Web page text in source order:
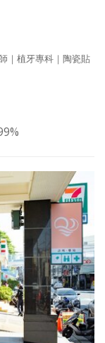
｜植牙專科｜陶瓷貼